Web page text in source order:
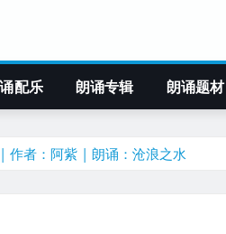
配乐 朗诵专辑 朗诵题材
作者：阿紫 | 朗诵：沧浪之水